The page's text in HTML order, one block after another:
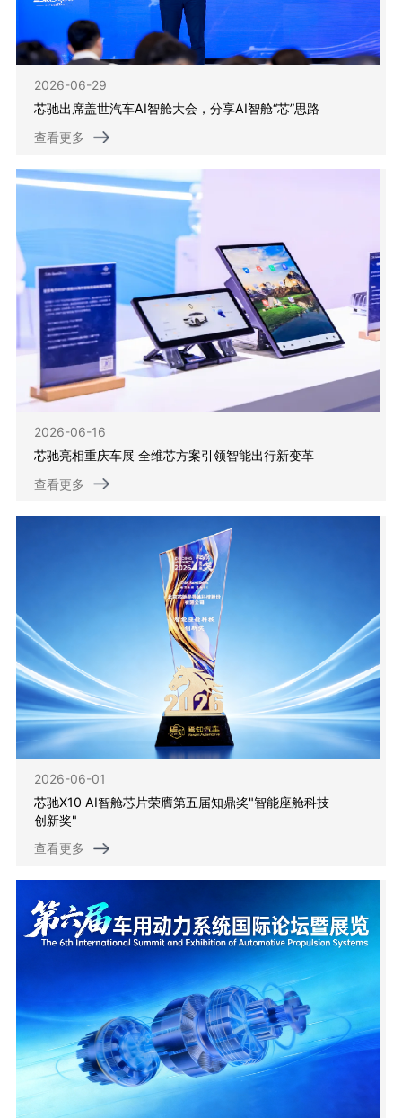
2026-06-29
芯驰出席盖世汽车AI智舱大会，分享AI智舱“芯”思路
查看更多
2026-06-16
芯驰亮相重庆车展 全维芯方案引领智能出行新变革
查看更多
2026-06-01
芯驰X10 AI智舱芯片荣膺第五届知鼎奖"智能座舱科技
创新奖"
查看更多